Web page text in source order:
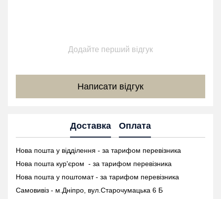
Додайте перший відгук
Написати відгук
Доставка Оплата
Нова пошта у відділення - за тарифом перевізника
Нова пошта кур'єром - за тарифом перевізника
Нова пошта у поштомат - за тарифом перевізника
Самовивіз - м.Дніпро, вул.Старочумацька 6 Б